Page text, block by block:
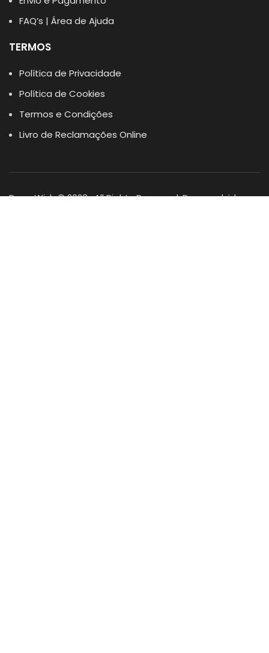
FAQ’s | Área de Ajuda
TERMOS
Política de Privacidade
Política de Cookies
Termos e Condições
Livro de Reclamações Online
Dogs Wish © 2023 . All Rights Reserved. Desenvolvido por